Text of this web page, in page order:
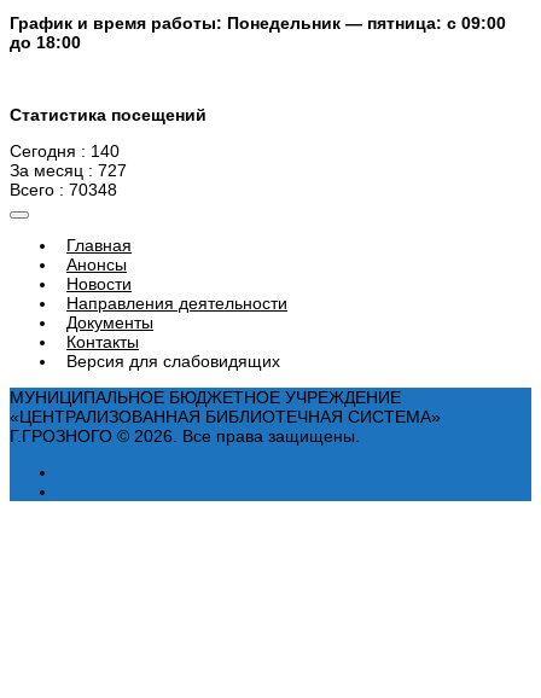
График и время работы: Понедельник — пятница: с 09:00
до 18:00
Статистика посещений
Сегодня : 140
За месяц : 727
Всего : 70348
Главная
Анонсы
Новости
Направления деятельности
Документы
Контакты
Версия для слабовидящих
МУНИЦИПАЛЬНОЕ БЮДЖЕТНОЕ УЧРЕЖДЕНИЕ
«ЦЕНТРАЛИЗОВАННАЯ БИБЛИОТЕЧНАЯ СИСТЕМА»
Г.ГРОЗНОГО © 2026. Все права защищены.